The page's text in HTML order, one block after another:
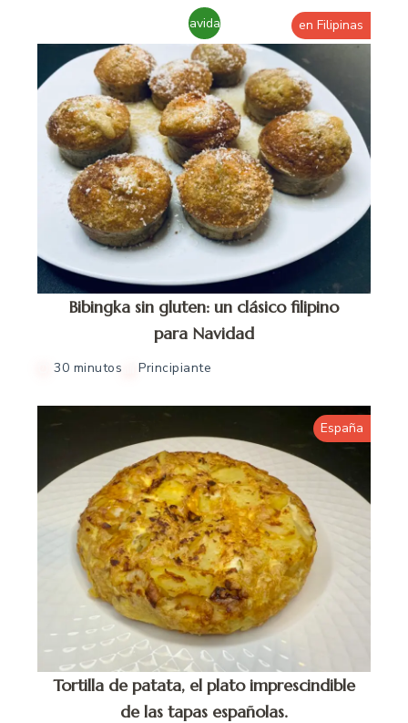
Navidad en Filipinas
Bibingka sin gluten: un clásico filipino
para Navidad
30 minutos Principiante
España
Tortilla de patata, el plato imprescindible
de las tapas españolas.